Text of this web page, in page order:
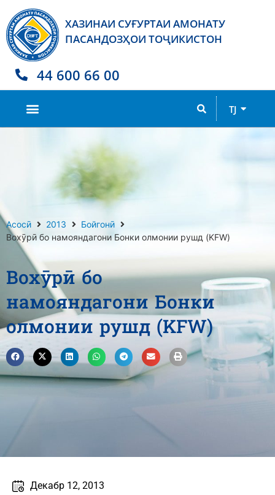
ХАЗИНАИ СУҒУРТАИ АМОНАТУ
ПАСАНДОЗҲОИ ТОҶИКИСТОН
44 600 66 00
TJ
EN
Асосӣ 2013
Бойгонӣ
Вохӯрӣ бо намояндагони Бонки олмонии рушд (KFW)
Вохӯрӣ бо
намояндагони Бонки
олмонии рушд (KFW)
Декабр 12, 2013